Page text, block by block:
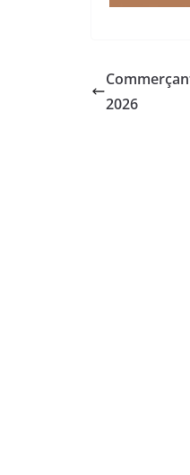
2026